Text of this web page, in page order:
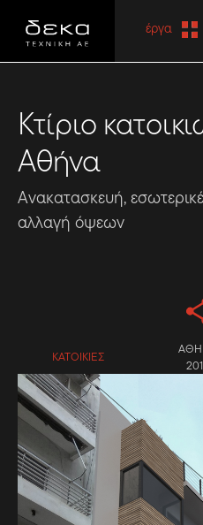
έργα
Κτίριο
Αθήνα
Ανακατασκευή,
αλλαγή όψεων
ΚΑΤΟΙΚΙΕΣ